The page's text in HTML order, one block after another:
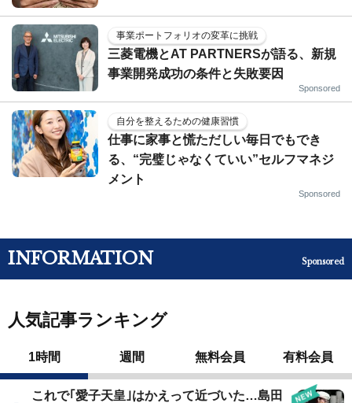
事業ポートフォリオの変革に挑戦
三菱電機とAT PARTNERSが語る、新規
事業開発成功の条件と失敗要因
Sponsored
自分を整えるための健康習慣
仕事に家事と慌ただしい毎日でもでき
る、“完璧じゃなくていい”セルフマネジ
メント
Sponsored
INFORMATION Sponsored
人気記事ランキング
1時間 週間 無料会員 有料会員
これで｢愛子天皇｣はかえって近づいた…島田